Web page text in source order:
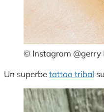
© Instagram @gerry
Un superbetattoo tribal